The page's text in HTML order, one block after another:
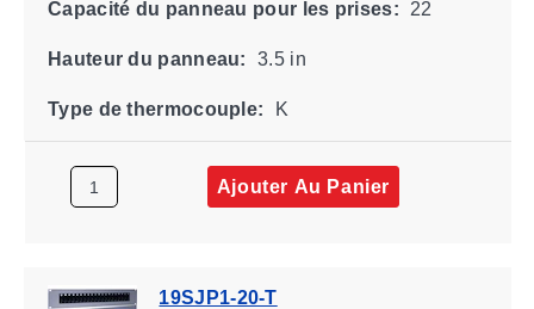
Capacité du panneau pour les prises: 22
Hauteur du panneau: 3.5 in
Type de thermocouple: K
Ajouter Au Panier
19SJP1-20-T